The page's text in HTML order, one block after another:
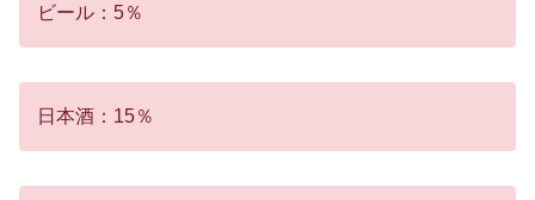
ビール：5％
日本酒：15％